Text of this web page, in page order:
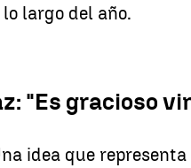
lo largo del año.
"Es gracioso
idea que